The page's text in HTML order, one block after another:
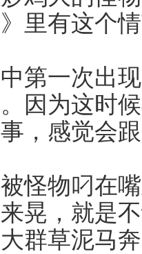
里有这个
第一次出
因为这时
，感觉会
怪物叼在
晃，就是
群草泥马